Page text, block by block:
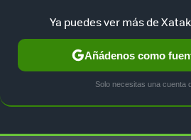
TESLA UBER AUTO ELECTRICO
Ya puedes ver más de
Añádenos como
Solo necesitas una cuenta